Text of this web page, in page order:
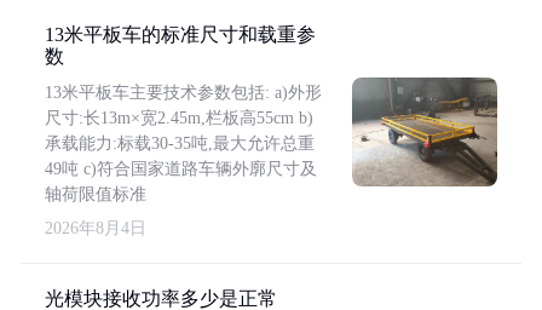
13米平板车的标准尺寸和载重参
数
13米平板车主要技术参数包括: a)外形
尺寸:长13m×宽2.45m,栏板高55cm b)
承载能力:标载30-35吨,最大允许总重
49吨 c)符合国家道路车辆外廓尺寸及
轴荷限值标准
2026年8月4日
光模块接收功率多少是正常